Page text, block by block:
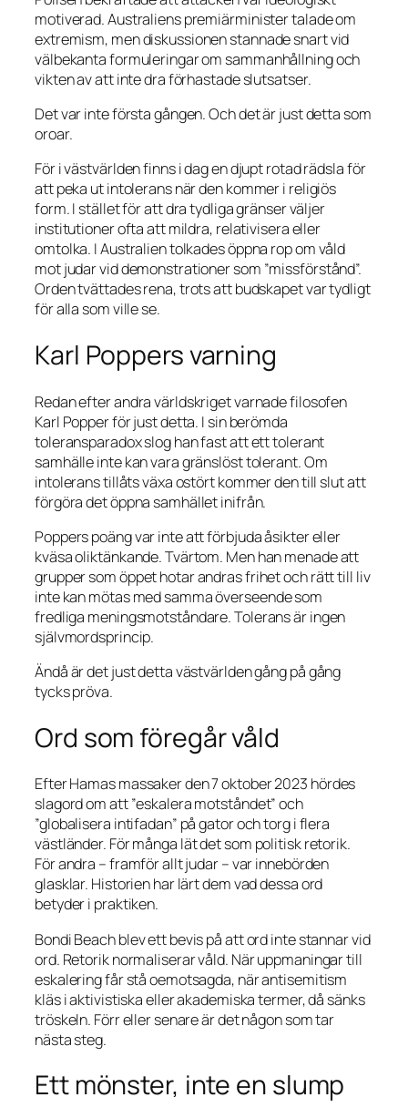
motiverad. Australiens premiärminister talade om
extremism, men diskussionen stannade snart vid
välbekanta formuleringar om sammanhållning och
vikten av att inte dra förhastade slutsatser.
Det var inte första gången. Och det är just detta som
oroar.
För i västvärlden finns i dag en djupt rotad rädsla för
att peka ut intolerans när den kommer i religiös
form. I stället för att dra tydliga gränser väljer
institutioner ofta att mildra, relativisera eller
omtolka. I Australien tolkades öppna rop om våld
mot judar vid demonstrationer som ”missförstånd”.
Orden tvättades rena, trots att budskapet var tydligt
för alla som ville se.
Karl Poppers varning
Redan efter andra världskriget varnade filosofen
Karl Popper för just detta. I sin berömda
toleransparadox slog han fast att ett tolerant
samhälle inte kan vara gränslöst tolerant. Om
intolerans tillåts växa ostört kommer den till slut att
förgöra det öppna samhället inifrån.
Poppers poäng var inte att förbjuda åsikter eller
kväsa oliktänkande. Tvärtom. Men han menade att
grupper som öppet hotar andras frihet och rätt till liv
inte kan mötas med samma överseende som
fredliga meningsmotståndare. Tolerans är ingen
självmordsprincip.
Ändå är det just detta västvärlden gång på gång
tycks pröva.
Ord som föregår våld
Efter Hamas massaker den 7 oktober 2023 hördes
slagord om att ”eskalera motståndet” och
”globalisera intifadan” på gator och torg i flera
västländer. För många lät det som politisk retorik.
För andra – framför allt judar – var innebörden
glasklar. Historien har lärt dem vad dessa ord
betyder i praktiken.
Bondi Beach blev ett bevis på att ord inte stannar vid
ord. Retorik normaliserar våld. När uppmaningar till
eskalering får stå oemotsagda, när antisemitism
kläs i aktivistiska eller akademiska termer, då sänks
tröskeln. Förr eller senare är det någon som tar
nästa steg.
Ett mönster, inte en slump